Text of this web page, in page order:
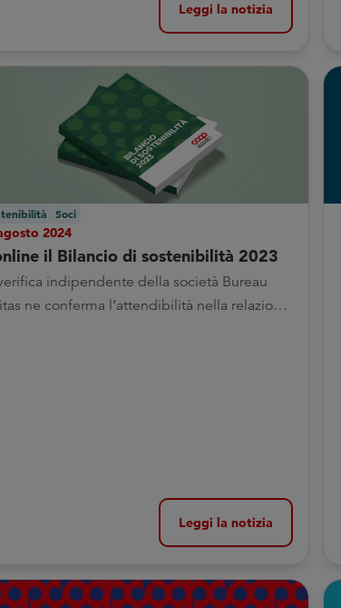
Leggi la notizia
Soci
2024
il Bilancio di sostenibilità 2023
indipendente della società Bureau
ne conferma l’attendibilità nella relazione
Leggi la notizia